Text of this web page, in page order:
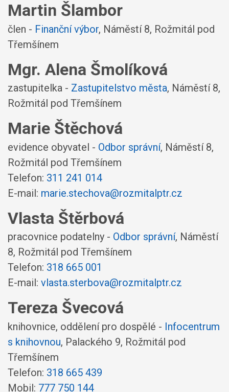
Martin Šlambor
člen - Finanční výbor, Náměstí 8, Rožmitál pod
Třemšínem
Mgr. Alena Šmolíková
zastupitelka - Zastupitelstvo města, Náměstí 8,
Rožmitál pod Třemšínem
Marie Štěchová
evidence obyvatel - Odbor správní, Náměstí 8,
Rožmitál pod Třemšínem
Telefon: 311 241 014
E-mail: marie.stechova@rozmitalptr.cz
Vlasta Štěrbová
pracovnice podatelny - Odbor správní, Náměstí
8, Rožmitál pod Třemšínem
Telefon: 318 665 001
E-mail: vlasta.sterbova@rozmitalptr.cz
Tereza Švecová
knihovnice, oddělení pro dospělé - Infocentrum
s knihovnou, Palackého 9, Rožmitál pod
Třemšínem
Telefon: 318 665 439
Mobil: 777 750 144